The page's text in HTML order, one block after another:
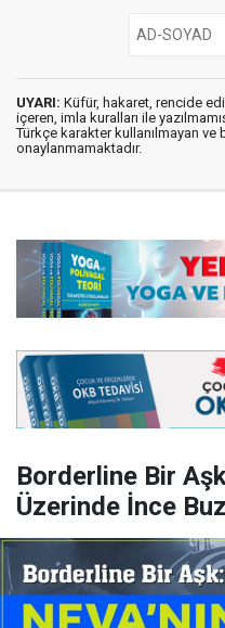
UYARI: Küfür, hakaret, rencide
içeren, imla kuralları ile
Türkçe karakter kullanılmayan ve
onaylanmamaktadır.
Borderline Bir
Üzerinde İnce Buz